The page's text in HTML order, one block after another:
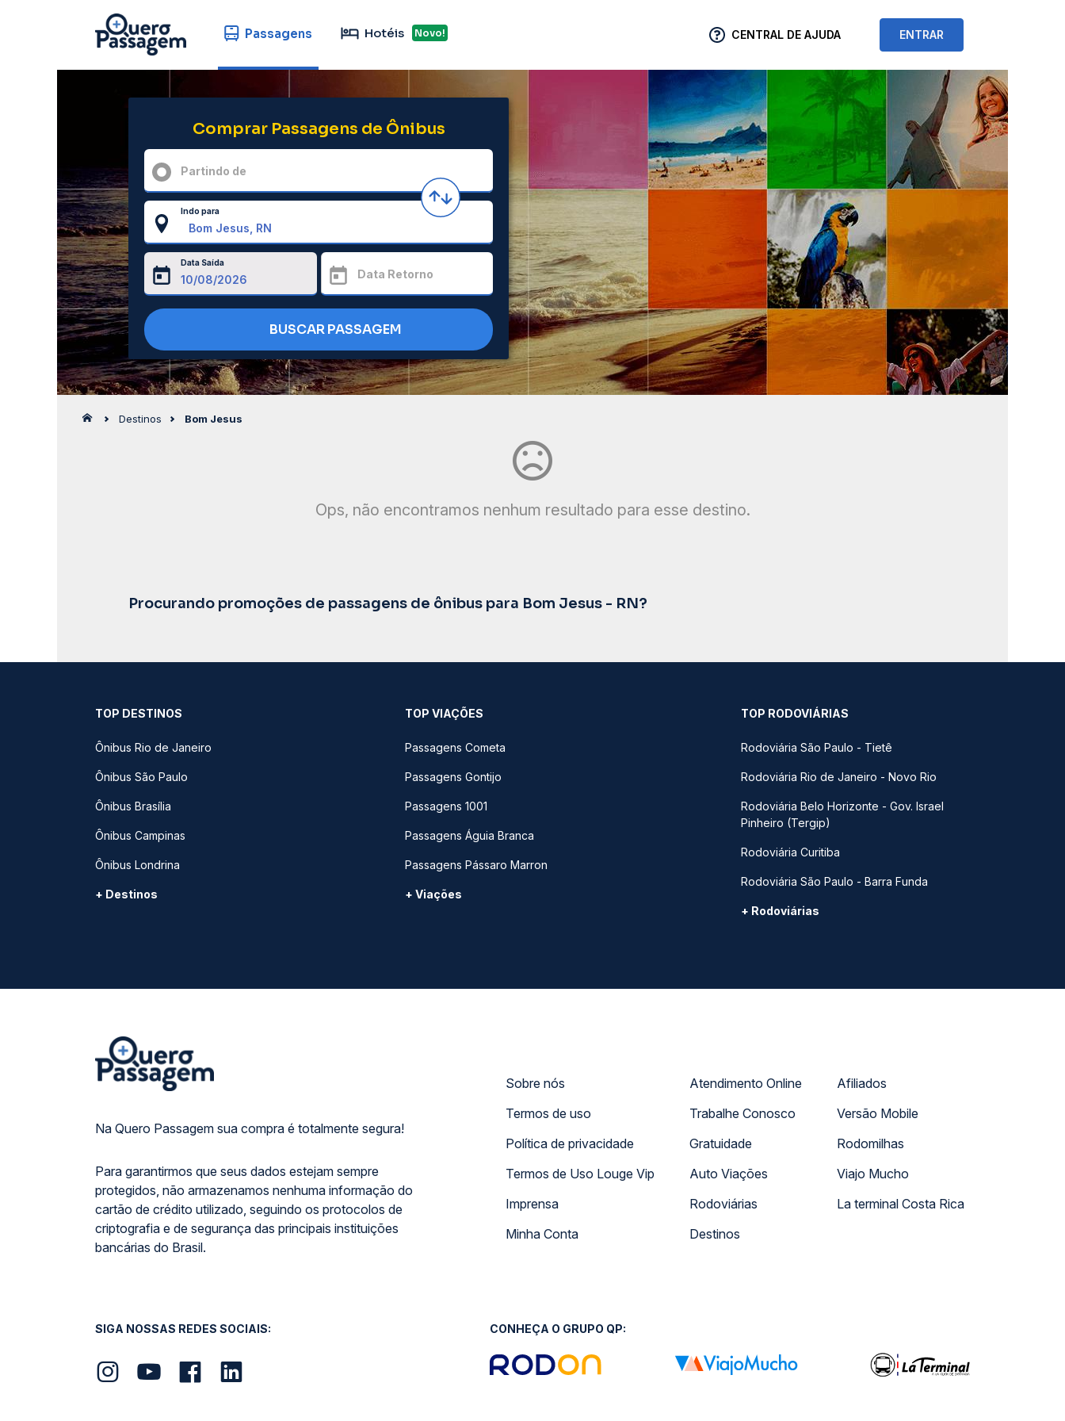
Passagens Hotéis Novo! CENTRAL DE AJUDA ENTRAR
Comprar Passagens de Ônibus
Partindo de
Indo para
Data Saída
Data Retorno
BUSCAR PASSAGEM
Destinos Bom Jesus
Ops, não encontramos nenhum resultado para esse destino.
Procurando promoções de passagens de ônibus para Bom Jesus - RN?
TOP DESTINOS
Ônibus Rio de Janeiro
Ônibus São Paulo
Ônibus Brasília
Ônibus Campinas
Ônibus Londrina
+ Destinos
TOP VIAÇÕES
Passagens Cometa
Passagens Gontijo
Passagens 1001
Passagens Águia Branca
Passagens Pássaro Marron
+ Viações
TOP RODOVIÁRIAS
Rodoviária São Paulo - Tietê
Rodoviária Rio de Janeiro - Novo Rio
Rodoviária Belo Horizonte - Gov. Israel
Pinheiro (Tergip)
Rodoviária Curitiba
Rodoviária São Paulo - Barra Funda
+ Rodoviárias
Na Quero Passagem sua compra é totalmente segura!
Para garantirmos que seus dados estejam sempre
protegidos, não armazenamos nenhuma informação do
cartão de crédito utilizado, seguindo os protocolos de
criptografia e de segurança das principais instituições
bancárias do Brasil.
Sobre nós
Termos de uso
Política de privacidade
Termos de Uso Louge Vip
Imprensa
Minha Conta
Atendimento Online
Trabalhe Conosco
Gratuidade
Auto Viações
Rodoviárias
Destinos
Afiliados
Versão Mobile
Rodomilhas
Viajo Mucho
La terminal Costa Rica
SIGA NOSSAS REDES SOCIAIS: CONHEÇA O GRUPO QP: